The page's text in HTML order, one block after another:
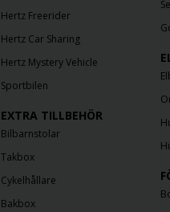
Hertz Freerider
Hertz Car Sharing
Hertz Mystery Vehicle
Sportbilen
EXTRA TILLBEHÖR
Bilbarnstolar
Takbox
Cykelhållare
Bakbox